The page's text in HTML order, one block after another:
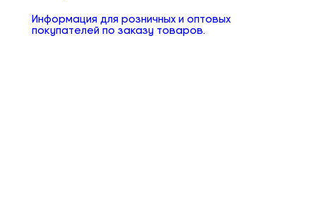
Информация для розничных и оптовых
покупателей по заказу товаров.